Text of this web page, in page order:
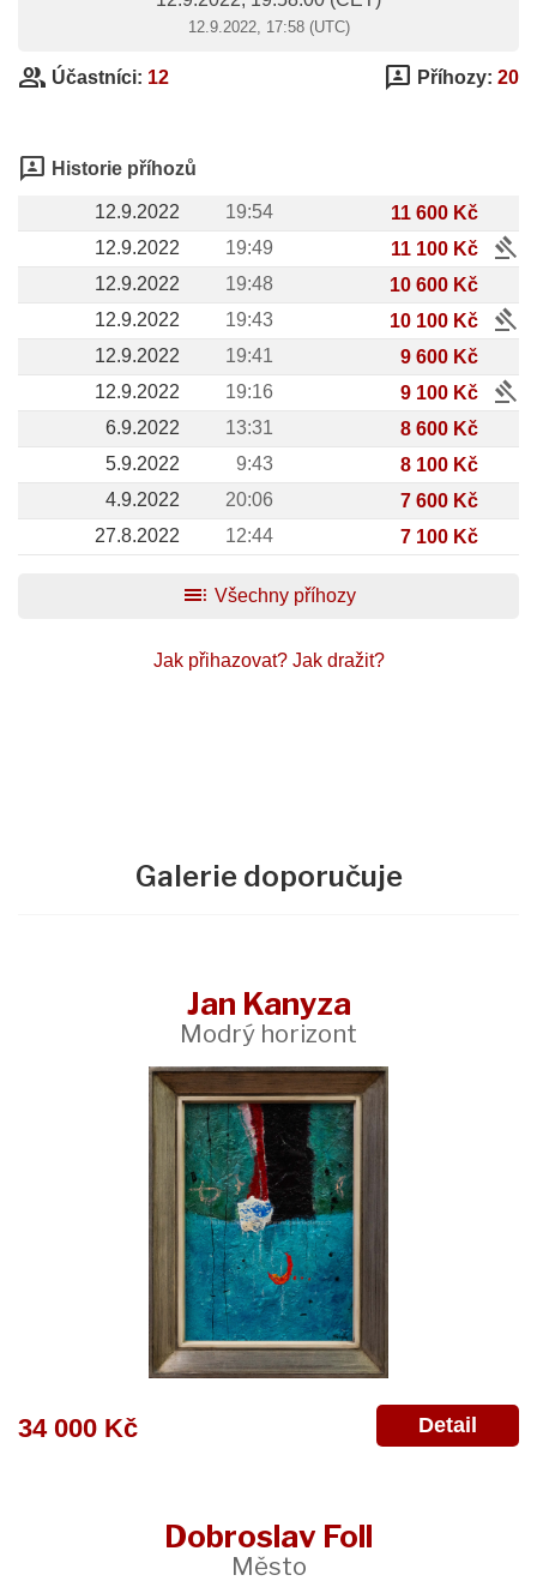
12.9.2022, 17:58 (UTC)
group Účastníci: 12 3p Příhozy: 20
3p Historie příhozů
12.9.2022 19:54
11 600 Kč
12.9.2022
19:49 11 100 Kč gavel
12.9.2022 19:48
10 600 Kč
12.9.2022
19:43 10 100 Kč gavel
12.9.2022 19:41
9 600 Kč
12.9.2022
19:16 9 100 Kč gavel
6.9.2022 13:31
8 600 Kč
5.9.2022
9:43
8 100 Kč
4.9.2022
20:06
7 600 Kč
27.8.2022
12:44 7 100 Kč
toc Všechny příhozy
Jak přihazovat? Jak dražit?
Galerie doporučuje
Jan Kanyza
Modrý horizont
34 000 Kč Detail
Dobroslav Foll
Město